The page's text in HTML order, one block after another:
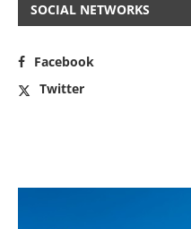
SOCIAL NETWORKS
Facebook
Twitter